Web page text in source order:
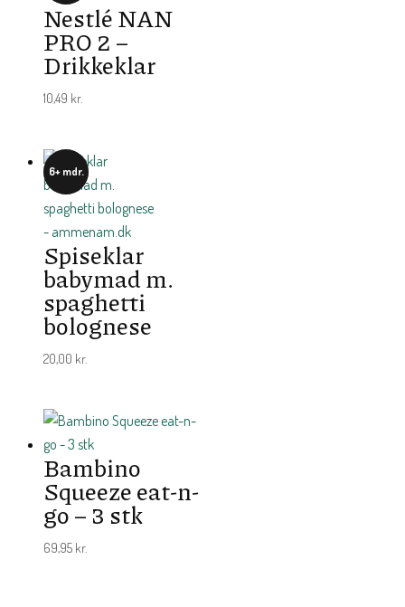
Nestlé NAN
PRO 2 –
Drikkeklar
10,49 kr.
6+ mdr.
Spiseklar
babymad m.
spaghetti
bolognese
20,00 kr.
Bambino
Squeeze eat-n-
go – 3 stk
69,95 kr.